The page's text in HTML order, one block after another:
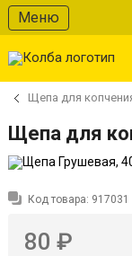
Меню
Щепа для
Щепа для
Код товара: 917031
80 ₽